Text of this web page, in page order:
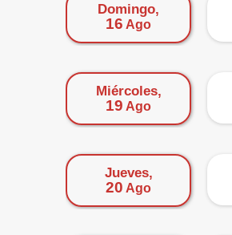
Domingo,
16 Ago
Miércoles,
19 Ago
Jueves,
20 Ago